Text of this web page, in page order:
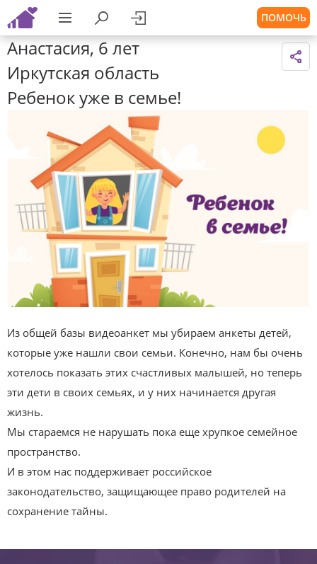
ПОМОЧЬ
Анастасия, 6 лет
Иркутская область
Ребенок уже в семье!
Из общей базы видеоанкет мы убираем анкеты детей,
которые уже нашли свои семьи. Конечно, нам бы очень
хотелось показать этих счастливых малышей, но теперь
эти дети в своих семьях, и у них начинается другая
жизнь.
Мы стараемся не нарушать пока еще хрупкое семейное
пространство.
И в этом нас поддерживает российское
законодательство, защищающее право родителей на
сохранение тайны.